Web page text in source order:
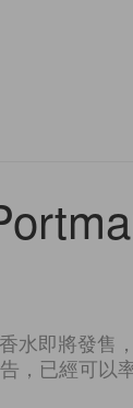
水即將發售
告，已經可以